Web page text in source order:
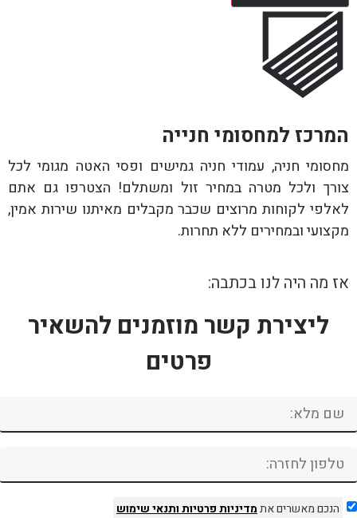
המרכז למחסומי חנייה
מחסומי חניה, עמודי חניה גמישים ופסי האטה מגומי לכל
צורך ולכל מטרה במחיר זול ומשתלם! הצטרפו גם אתם
לאלפי לקוחות מרוצים שכבר מקבלים מאיתנו שירות אמין,
מקצועי ובמחירים ללא תחרות.
אז מה היה לנו בכתבה:
ליצירת קשר מוזמנים להשאיר
פרטים
הנכם מאשרים אתמדיניות פרטיותותנאי שימוש